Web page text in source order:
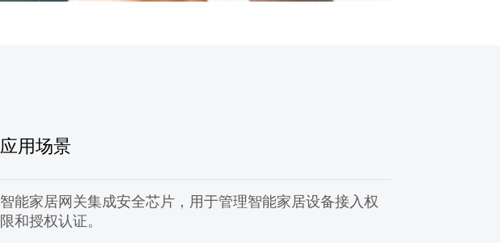
应用场景
智能家居网关集成安全芯片，用于管理智能家居设备接入权
限和授权认证。